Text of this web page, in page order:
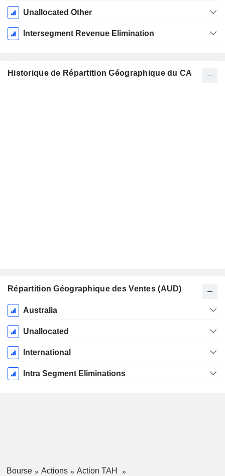
Unallocated Other
Intersegment Revenue Elimination
Historique de Répartition Géographique du CA
Répartition Géographique des Ventes (AUD)
Période
Fiscale:
Juin
Australia
Unallocated
International
Intra Segment Eliminations
Bourse Actions
Action TAH